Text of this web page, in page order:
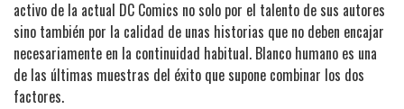
activo de la actual DC Comics no solo por el talento de sus autores
sino también por la calidad de unas historias que no deben encajar
necesariamente en la continuidad habitual. Blanco humano es una
de las últimas muestras del éxito que supone combinar los dos
factores.